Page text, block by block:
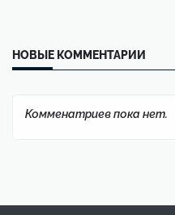
НОВЫЕ КОММЕНТАРИИ
Комменатриев пока нет.